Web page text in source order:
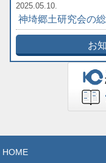
2025.05.10.
神埼郷土研究会の
お
HOME